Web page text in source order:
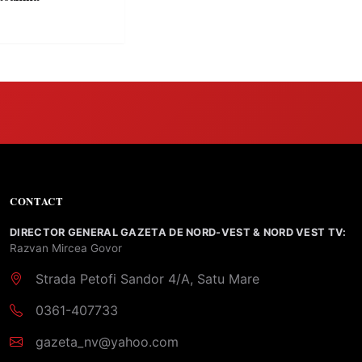
CONTACT
DIRECTOR GENERAL GAZETA DE NORD-VEST & NORD VEST TV:
Razvan Mircea Govor
Strada Petofi Sandor 4/A, Satu Mare
0361-407733
gazeta_nv@yahoo.com